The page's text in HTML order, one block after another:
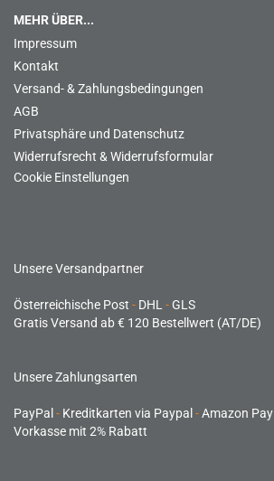
MEHR ÜBER...
Impressum
Kontakt
Versand- & Zahlungsbedingungen
AGB
Privatsphäre und Datenschutz
Widerrufsrecht & Widerrufsformular
Cookie Einstellungen
Unsere Versandpartner
Österreichische Post - DHL -GLS
Gratis Versand ab € 120 Bestellwert (AT/DE)
Unsere Zahlungsarten
PayPal - Kreditkarten via Paypal -Amazon Pay
Vorkasse mit 2% Rabatt